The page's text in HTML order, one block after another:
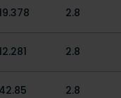
2.8
2.8
2.8